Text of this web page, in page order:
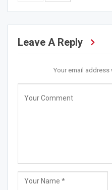
Leave A Reply
Your email